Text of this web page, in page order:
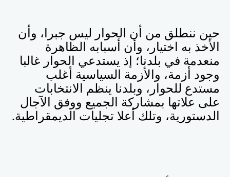
حين ننطلق من أن الحوار ليس جبرا، وأن
الأخذ به اختيار، وأن أسبابه الظاهرة
منعدمة في بلدنا؛ إذ يستدعي الحوار غالبا
وجود أزمة، والأزمة السياسية أغلب
مستدع للحوار، وبلدنا ينظم الانتخابات
على علاتها بمشاركة الجميع ووفق الآجال
الدستورية، وتلك أعلا تجليات الديمقراطية.